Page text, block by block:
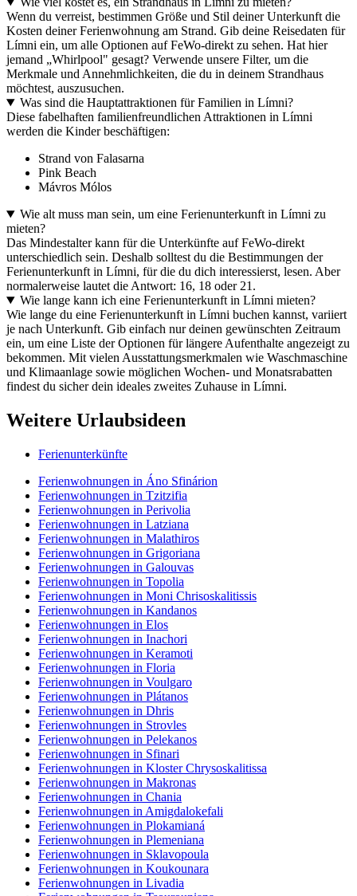
Wenn du verreist, bestimmen Größe und Stil deiner Unterkunft die
Kosten deiner Ferienwohnung am Strand. Gib deine Reisedaten für
Límni ein, um alle Optionen auf FeWo-direkt zu sehen. Hat hier
jemand „Whirlpool" gesagt? Verwende unsere Filter, um die
Merkmale und Annehmlichkeiten, die du in deinem Strandhaus
möchtest, auszusuchen.
Was sind die Hauptattraktionen für Familien in Límni?
Diese fabelhaften familienfreundlichen Attraktionen in Límni
werden die Kinder beschäftigen:
Strand von Falasarna
Pink Beach
Mávros Mólos
Wie alt muss man sein, um eine Ferienunterkunft in Límni zu
mieten?
Das Mindestalter kann für die Unterkünfte auf FeWo-direkt
unterschiedlich sein. Deshalb solltest du die Bestimmungen der
Ferienunterkunft in Límni, für die du dich interessierst, lesen. Aber
normalerweise lautet die Antwort: 16, 18 oder 21.
Wie lange kann ich eine Ferienunterkunft in Límni mieten?
Wie lange du eine Ferienunterkunft in Límni buchen kannst, variiert
je nach Unterkunft. Gib einfach nur deinen gewünschten Zeitraum
ein, um eine Liste der Optionen für längere Aufenthalte angezeigt zu
bekommen. Mit vielen Ausstattungsmerkmalen wie Waschmaschine
und Klimaanlage sowie möglichen Wochen- und Monatsrabatten
findest du sicher dein ideales zweites Zuhause in Límni.
Weitere Urlaubsideen
Ferienunterkünfte
Ferienwohnungen in Áno Sfinárion
Ferienwohnungen in Tzitzifia
Ferienwohnungen in Perivolia
Ferienwohnungen in Latziana
Ferienwohnungen in Malathiros
Ferienwohnungen in Grigoriana
Ferienwohnungen in Galouvas
Ferienwohnungen in Topolia
Ferienwohnungen in Moni Chrisoskalitissis
Ferienwohnungen in Kandanos
Ferienwohnungen in Elos
Ferienwohnungen in Inachori
Ferienwohnungen in Keramoti
Ferienwohnungen in Floria
Ferienwohnungen in Voulgaro
Ferienwohnungen in Plátanos
Ferienwohnungen in Dhris
Ferienwohnungen in Strovles
Ferienwohnungen in Pelekanos
Ferienwohnungen in Sfinari
Ferienwohnungen in Kloster Chrysoskalitissa
Ferienwohnungen in Makronas
Ferienwohnungen in Chania
Ferienwohnungen in Amigdalokefali
Ferienwohnungen in Plokamianá
Ferienwohnungen in Plemeniana
Ferienwohnungen in Sklavopoula
Ferienwohnungen in Koukounara
Ferienwohnungen in Livadia